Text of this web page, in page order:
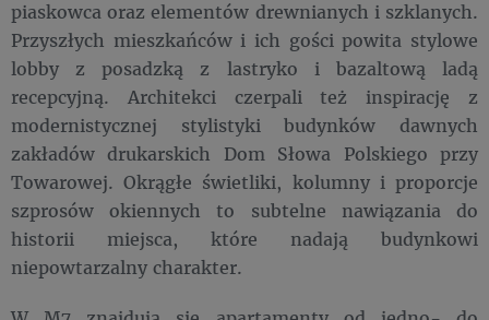
piaskowca oraz elementów drewnianych i szklanych.
Przyszłych mieszkańców i ich gości powita stylowe
lobby z posadzką z lastryko i bazaltową ladą
recepcyjną. Architekci czerpali też inspirację z
modernistycznej stylistyki budynków dawnych
zakładów drukarskich Dom Słowa Polskiego przy
Towarowej. Okrągłe świetliki, kolumny i proporcje
szprosów okiennych to subtelne nawiązania do
historii miejsca, które nadają budynkowi
niepowtarzalny charakter.